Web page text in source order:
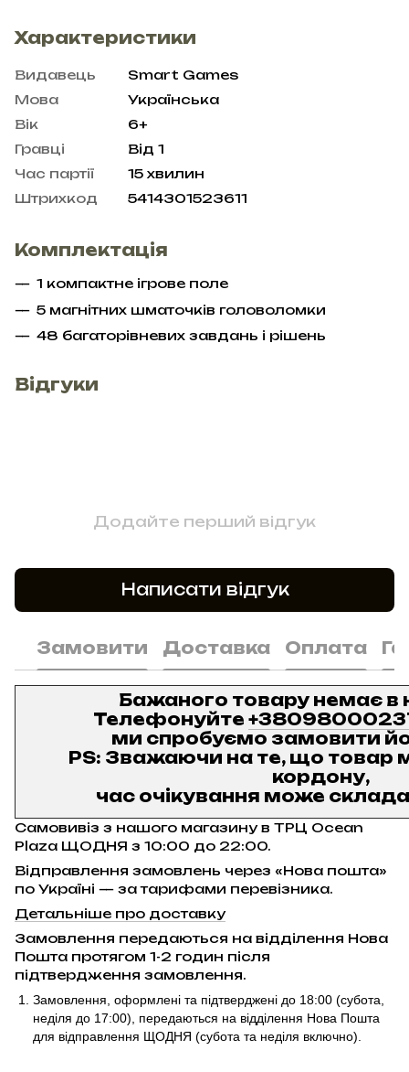
Характеристики
Видавець
Smart Games
Мова
Українська
Вік
6+
Гравці
Від 1
Час партії
15 хвилин
Штрихкод
5414301523611
Комплектація
1 компактне ігрове поле
5 магнітних шматочків головоломки
48 багаторівневих завдань і рішень
Відгуки
Додайте перший відгук
Написати відгук
Замовити Доставка Оплата
Бажаного товару немає в
Телефонуйте
ми спробуємо замовити
PS: Зважаючи на те, що товар
кордону,
час очікування може
Самовивіз з нашого магазину в ТРЦ Ocean
Plaza ЩОДНЯ з 10:00 до 22:00.
Відправлення замовлень через «Нова пошта»
по Україні — за тарифами перевізника.
Детальніше про доставку
Замовлення передаються на відділення Нова
Пошта протягом 1-2 годин після
підтвердження замовлення.
Замовлення, оформлені та підтверджені до 18:00 (субота,
неділя до 17:00) , передаються на відділення Нова Пошта
для відправлення ЩОДНЯ (субота та неділя включно).